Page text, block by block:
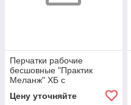
Перчатки рабочие
бесшовные "Практик
Меланж" ХБ с
добавлением полиэфира
с ПВХ покрытием цвет
Цену уточняйте